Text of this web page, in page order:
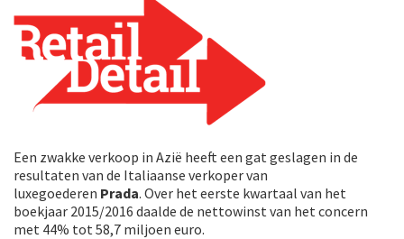
Een zwakke verkoop in Azië heeft een gat geslagen in de
resultaten van de Italiaanse verkoper van
luxegoederen Prada. Over het eerste kwartaal van het
boekjaar 2015/2016 daalde de nettowinst van het concern
met 44% tot 58,7 miljoen euro.